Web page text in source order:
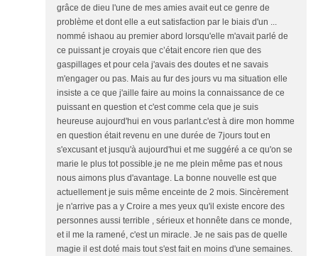
grâce de dieu l'une de mes amies avait eut ce genre de
problème et dont elle a eut satisfaction par le biais d'un ...
nommé ishaou au premier abord lorsqu'elle m'avait parlé de
ce puissant je croyais que c’était encore rien que des
gaspillages et pour cela j'avais des doutes et ne savais
m'engager ou pas. Mais au fur des jours vu ma situation elle
insiste a ce que j'aille faire au moins la connaissance de ce
puissant en question et c'est comme cela que je suis
heureuse aujourd'hui en vous parlant.c'est à dire mon homme
en question était revenu en une durée de 7jours tout en
s'excusant et jusqu'à aujourd'hui et me suggéré a ce qu'on se
marie le plus tot possible.je ne me plein même pas et nous
nous aimons plus d'avantage. La bonne nouvelle est que
actuellement je suis même enceinte de 2 mois. Sincèrement
je n'arrive pas a y Croire a mes yeux qu'il existe encore des
personnes aussi terrible , sérieux et honnête dans ce monde,
et il me la ramené, c'est un miracle. Je ne sais pas de quelle
magie il est doté mais tout s'est fait en moins d'une semaines.